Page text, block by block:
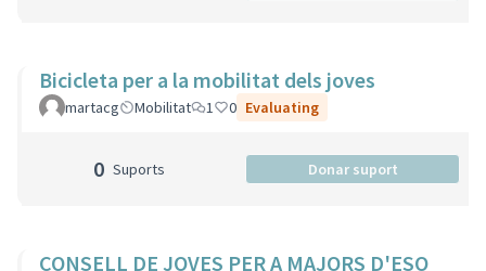
Bicicleta per a la mobilitat dels joves
martacg Mobilitat 1 0 Evaluating
0 Suports Donar suport
CONSELL DE JOVES PER A MAJORS D'ESO